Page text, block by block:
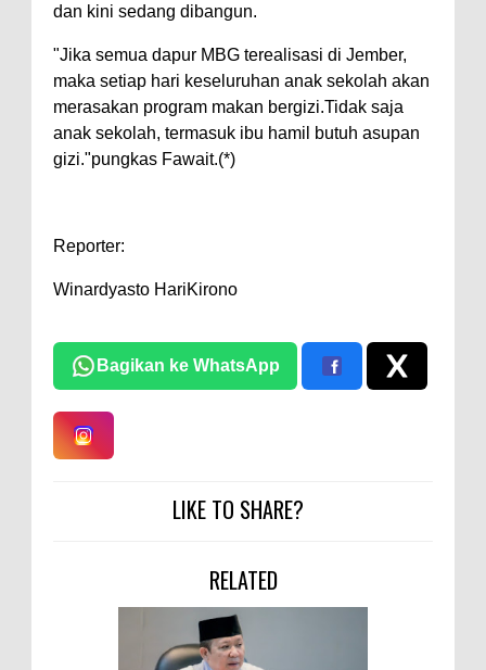
dan kini sedang dibangun.
"Jika semua dapur MBG terealisasi di Jember,
maka setiap hari keseluruhan anak sekolah akan
merasakan program makan bergizi.Tidak saja
anak sekolah, termasuk ibu hamil butuh asupan
gizi."pungkas Fawait.(*)
Reporter:
Winardyasto HariKirono
Bagikan ke WhatsApp
LIKE TO SHARE?
RELATED